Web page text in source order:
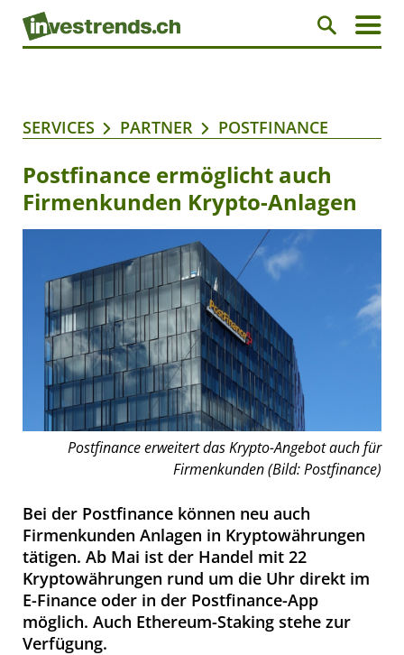
SERVICES PARTNER POSTFINANCE
Postfinance ermöglicht auch
Firmenkunden Krypto-Anlagen
Postfinance erweitert das Krypto-Angebot auch für
Firmenkunden (Bild: Postfinance)
Bei der Postfinance können neu auch
Firmenkunden Anlagen in Kryptowährungen
tätigen. Ab Mai ist der Handel mit 22
Kryptowährungen rund um die Uhr direkt im
E-Finance oder in der Postfinance-App
möglich. Auch Ethereum-Staking stehe zur
Verfügung.